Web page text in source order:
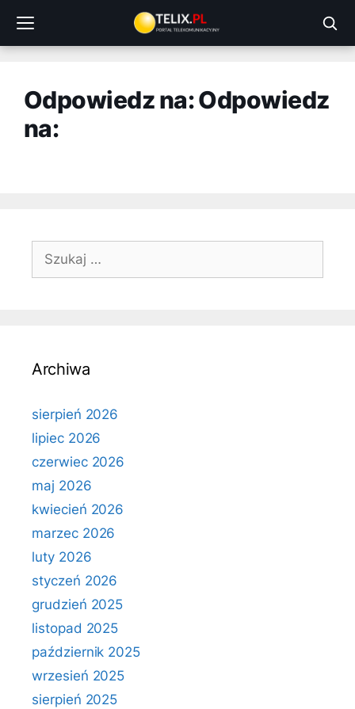
treści
Odpowiedz na: Odpowiedz
na:
Szukaj:
Archiwa
sierpień 2026
lipiec 2026
czerwiec 2026
maj 2026
kwiecień 2026
marzec 2026
luty 2026
styczeń 2026
grudzień 2025
listopad 2025
październik 2025
wrzesień 2025
sierpień 2025